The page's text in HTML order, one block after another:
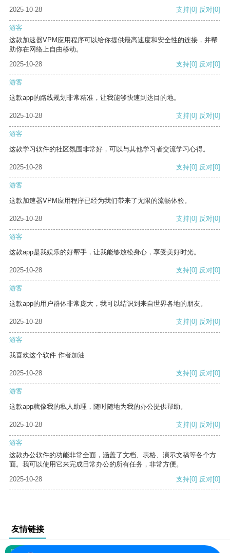
2025-10-28
支持[0] 反对[0]
游客
这款加速器VPM应用程序可以给你提供最高速度和安全性的连接，并帮
助你在网络上自由移动。
2025-10-28
支持[0] 反对[0]
游客
这款app的路线规划非常精准，让我能够快速到达目的地。
2025-10-28 支持[0] 反对[0]
游客
这款学习软件的社区氛围非常好，可以与其他学习者交流学习心得。
2025-10-28 支持[0] 反对[0]
游客
这款加速器VPM应用程序已经为我们带来了无限的流畅体验。
2025-10-28 支持[0] 反对[0]
游客
这款app是我娱乐的好帮手，让我能够放松身心，享受美好时光。
2025-10-28 支持[0] 反对[0]
游客
这款app的用户群体非常庞大，我可以结识到来自世界各地的朋友。
2025-10-28 支持[0] 反对[0]
游客
我喜欢这个软件 作者加油
2025-10-28 支持[0] 反对[0]
游客
这款app就像我的私人助理，随时随地为我的办公提供帮助。
2025-10-28 支持[0] 反对[0]
游客
这款办公软件的功能非常全面，涵盖了文档、表格、演示文稿等各个方
面。我可以使用它来完成日常办公的所有任务，非常方便。
2025-10-28
支持[0] 反对[0]
友情链接